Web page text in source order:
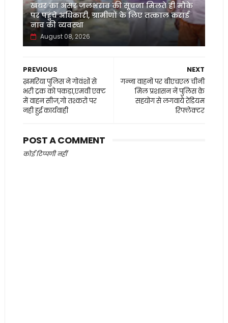
खबर का असर जलभराव की सूचना मिलते ही मौके
पर पहुंचे अधिकारी, ग्रामीणों के लिए तत्काल कराई
नाव की व्यवस्था
August 08, 2026
NEXT
गन्ना वाहनों पर बीएचएल चीनी
मिल प्रशासन नें पुलिस क़े
सहयोग से लगवाये रेडियम
रिफ्लेक्टर
PREVIOUS
ख़मरिया पुलिस ने गोवंशों से
भरी ट्रक को पकड़ा,एमवी एक्ट
में वाहन सीज,गो तश्करो पर
नही हुई कार्यवाही
POST A COMMENT
कोई टिप्पणी नहीं